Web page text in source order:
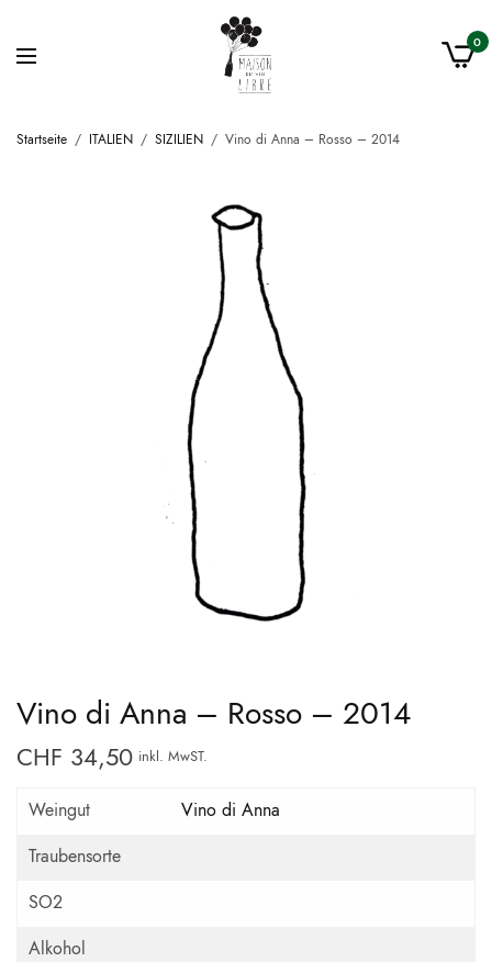
0
Startseite / ITALIEN / SIZILIEN / Vino di Anna – Rosso – 2014
Vino di Anna – Rosso – 2014
CHF 34,50 inkl. MwST.
Weingut
Vino di Anna
Traubensorte
SO2
Alkohol